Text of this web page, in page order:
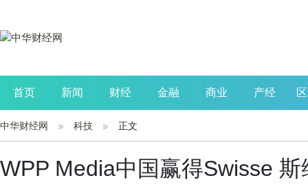
首页 新闻 财经 金融 商业 产经
公司 生活 读书
中华财经网 科技 正文
WPP Media中国赢得Swisse